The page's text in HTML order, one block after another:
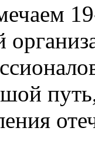
путь,